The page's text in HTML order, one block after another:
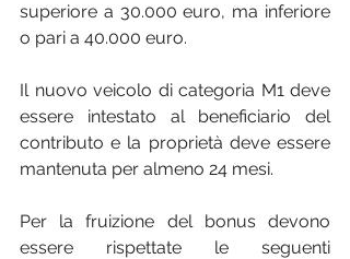
superiore a 30.000 euro, ma inferiore
o pari a 40.000 euro.
Il nuovo veicolo di categoria M1 deve
essere intestato al beneficiario del
contributo e la proprietà deve essere
mantenuta per almeno 24 mesi.
Per la fruizione del bonus devono
essere rispettate le seguenti